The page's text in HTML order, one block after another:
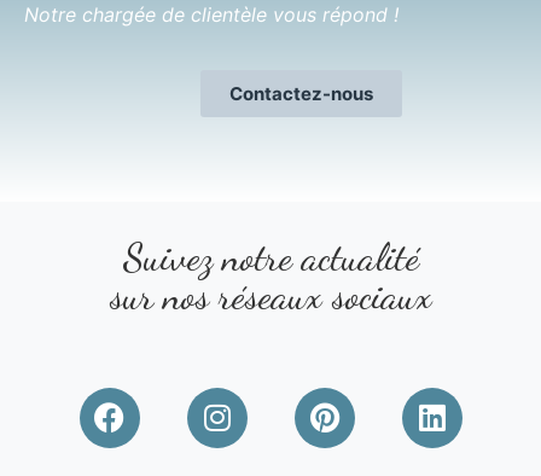
Notre chargée de clientèle vous répond !
Contactez-nous
Suivez notre actualité
sur nos réseaux sociaux